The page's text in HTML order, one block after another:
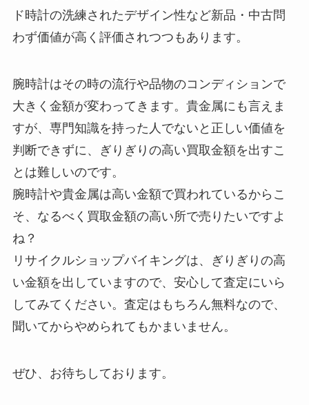
ド時計の洗練されたデザイン性など新品・中古問
わず価値が高く評価されつつもあります。
腕時計はその時の流行や品物のコンディションで
大きく金額が変わってきます。貴金属にも言えま
すが、専門知識を持った人でないと正しい価値を
判断できずに、ぎりぎりの高い買取金額を出すこ
とは難しいのです。
腕時計や貴金属は高い金額で買われているからこ
そ、なるべく買取金額の高い所で売りたいですよ
ね？
リサイクルショップバイキングは、ぎりぎりの高
い金額を出していますので、安心して査定にいら
してみてください。査定はもちろん無料なので、
聞いてからやめられてもかまいません。
ぜひ、お待ちしております。